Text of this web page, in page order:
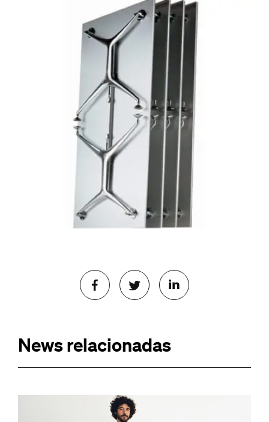
News relacionadas